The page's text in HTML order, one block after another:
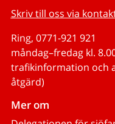
Skriv till oss via
Ring, 0771-921 921
måndag–fredag kl.
trafikinformation och
åtgärd)
Mer om